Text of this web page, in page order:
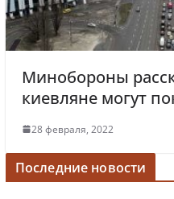
Минобороны
киевляне могут
28 февраля, 2022
Последние новости